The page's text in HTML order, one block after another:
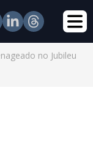
no Jubileu